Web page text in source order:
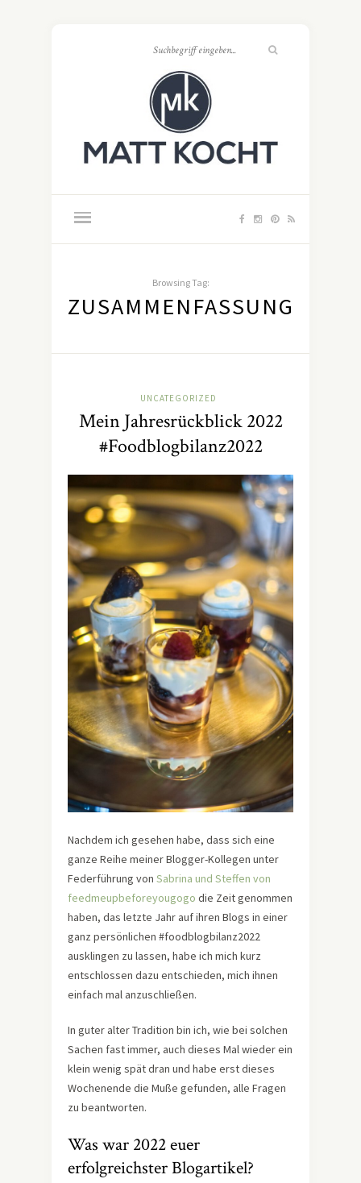
Browsing Tag:
ZUSAMMENFASSUNG
UNCATEGORIZED
Mein Jahresrückblick 2022
#Foodblogbilanz2022
Nachdem ich gesehen habe, dass sich eine
ganze Reihe meiner Blogger-Kollegen unter
Federführung von Sabrina und Steffen von
feedmeupbeforeyougogo die Zeit genommen
haben, das letzte Jahr auf ihren Blogs in einer
ganz persönlichen #foodblogbilanz2022
ausklingen zu lassen, habe ich mich kurz
entschlossen dazu entschieden, mich ihnen
einfach mal anzuschließen.
In guter alter Tradition bin ich, wie bei solchen
Sachen fast immer, auch dieses Mal wieder ein
klein wenig spät dran und habe erst dieses
Wochenende die Muße gefunden, alle Fragen
zu beantworten.
Was war 2022 euer
erfolgreichster Blogartikel?